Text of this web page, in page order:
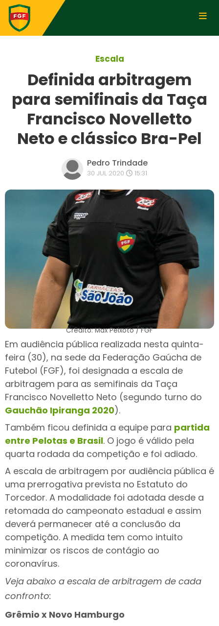
Escala
Definida arbitragem
para semifinais da Taça
Francisco Novelletto
Neto e clássico Bra-Pel
Pedro Trindade
30 JUL 2020 15:31
Crédito: Max Peixoto / FGF
Em audiência pública realizada nesta quinta-
feira (30), na sede da Federação Gaúcha de
Futebol (FGF), foi designada a escala de
arbitragem para as semifinais da Taça
Francisco Novelletto Neto (segundo turno do
Gauchão Ipiranga 2020).
Também ficou definida a equipe para partida
entre Pelotas e Brasil. O jogo é válido pela
quarta rodada da competição e foi adiado.
A escala de arbitragem por audiência pública é
uma prerrogativa prevista no Estatuto do
Torcedor. A modalidade foi adotada desde a
retomada do campeonato estadual e assim
deverá permanecer até a conclusão da
competição. A medida tem como intuito
minimizar os riscos de contágio ao
coronavírus.
Veja abaixo a escala de arbitragem de cada
confronto:
Grêmio x Novo Hamburgo